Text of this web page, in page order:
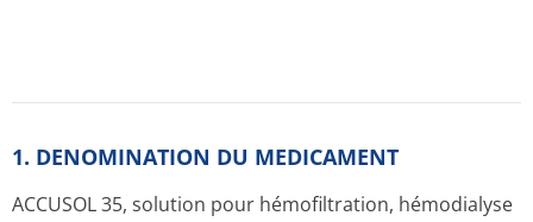
1. DENOMINATION DU MEDICAMENT
ACCUSOL 35, solution pour hémofiltration, hémodialyse